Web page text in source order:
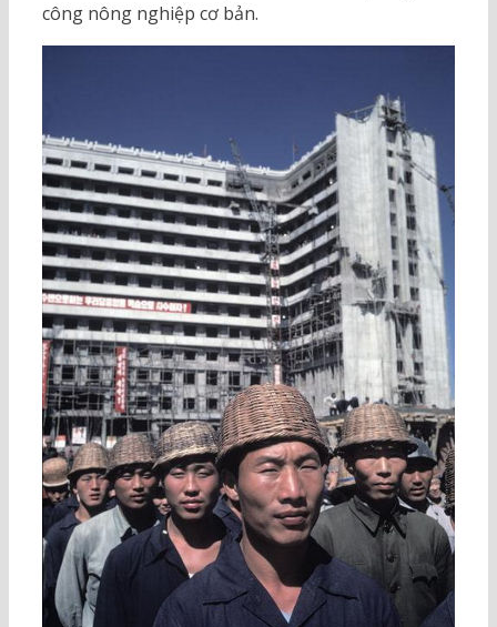
công nông nghiệp cơ bản.